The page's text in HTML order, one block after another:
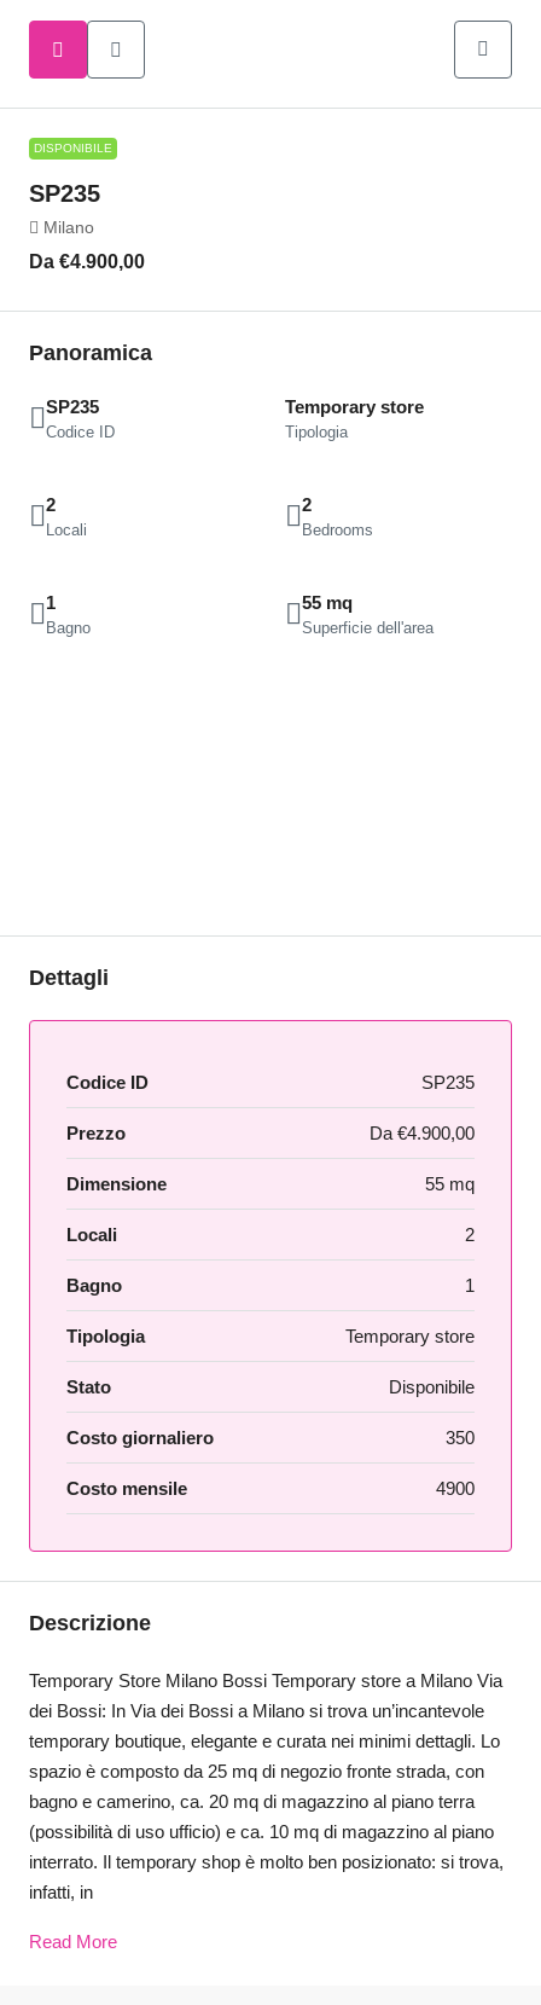
DISPONIBILE
SP235
Milano
Da €4.900,00
Panoramica
SP235
Codice ID
Temporary store
Tipologia
2
Locali
2
Bedrooms
1
Bagno
55 mq
Superficie dell'area
Dettagli
Codice ID SP235
Prezzo Da €4.900,00
Dimensione 55 mq
Locali 2
Bagno 1
Tipologia Temporary store
Stato Disponibile
Costo giornaliero 350
Costo mensile 4900
Descrizione
Temporary Store Milano Bossi Temporary store a Milano Via
dei Bossi: In Via dei Bossi a Milano si trova un’incantevole
temporary boutique, elegante e curata nei minimi dettagli. Lo
spazio è composto da 25 mq di negozio fronte strada, con
bagno e camerino, ca. 20 mq di magazzino al piano terra
(possibilità di uso ufficio) e ca. 10 mq di magazzino al piano
interrato. Il temporary shop è molto ben posizionato: si trova,
infatti, in
Read More